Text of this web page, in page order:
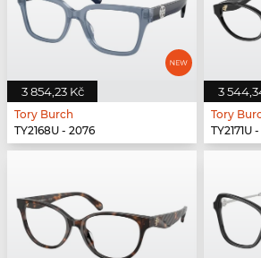
3 854,23 Kč
Tory Burch
TY2168U - 2076
3
Tory
TY2171U